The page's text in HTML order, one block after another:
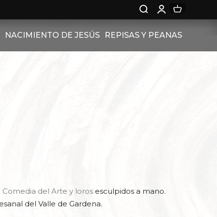
CON
NACIMIENTO DE JESÚS REPISAS Y PEANAS
Comedia del Arte y lorosesculpidos a mano.
del Valle de Gardena.